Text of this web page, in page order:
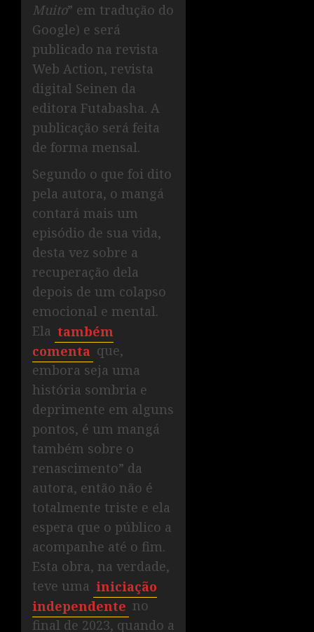
Muito” em tradução do
Google) e será
publicado na revista
Web Action, revista
digital Seinen da
editora Futabasha. A
publicação será feita
de forma mensal.
Segundo o que foi dito
pela autora, o mangá
contará mais um
episódio de sua vida,
desta vez sobre a
recuperação dela
depois de um colapso
emocional e mental.
Ela também
comenta que,
embora seja uma
história sombria e
deprimente em alguns
pontos, é um mangá
também sobre o
renascimento” da
autora, então não é
totalmente triste e ela
espera que o público a
acompanhe até o fim.
Esta obra, na verdade,
teve uma iniciação
independente no
final de 2023, quando a